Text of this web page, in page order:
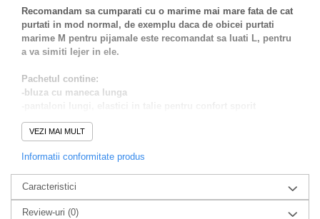
Recomandam sa cumparati cu o marime mai mare fata de cat
purtati in mod normal, de exemplu daca de obicei purtati
marime M pentru pijamale este recomandat sa luati L, pentru
a va simiti lejer in ele.
Pachetul contine:
-bluza cu maneca lunga
Alege sa te simti bine in pielea ta purtand aceasta pijama atat
pe timp de zi cat si noaptea.
Intretinere:
Se spala la maxim 40 grade, se calca la 130 grade, nu se folosesc
inalbitori.
Compozitie :100%bumbac
VEZI MAI MULT
Informatii conformitate produs
Caracteristici
Review-uri (0)